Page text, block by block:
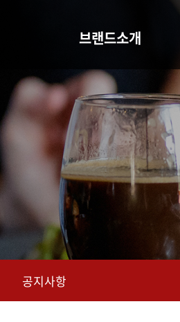
브랜드소개
사업비전&story
찾아오시는 길
공지사항